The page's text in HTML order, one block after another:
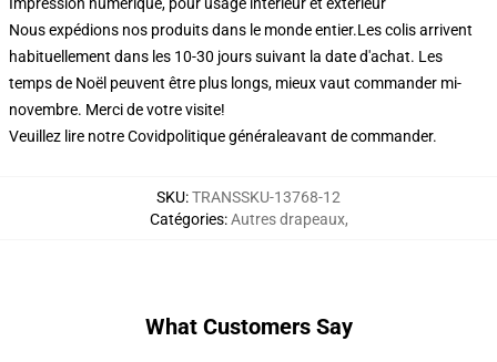
Nous expédions nos produits dans le monde entier.Les colis arrivent
habituellement dans les 10-30 jours suivant la date d'achat. Les
temps de Noël peuvent être plus longs, mieux vaut commander mi-
novembre. Merci de votre visite!
Veuillez lire notre Covidpolitique généraleavant de commander.
SKU:TRANSSKU-13768-12
Catégories:Autres drapeaux,
What Customers Say